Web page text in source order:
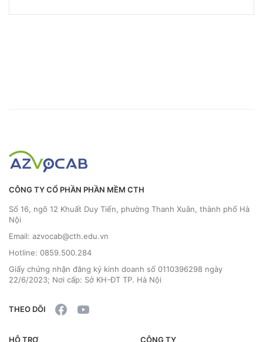
CÔNG TY CỔ PHẦN PHẦN MỀM CTH
Số 16, ngõ 12 Khuất Duy Tiến, phường Thanh Xuân, thành phố Hà
Nội
Email: azvocab@cth.edu.vn
Hotline: 0859.500.284
Giấy chứng nhận đăng ký kinh doanh số 0110396298 ngày
22/6/2023; Nơi cấp: Sở KH-ĐT TP. Hà Nội
THEO DÕI
HỖ TRỢ CÔNG TY